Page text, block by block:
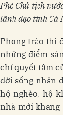
Phó Chủ tịch
lãnh đạo tỉnh Cà
Phong trào thi
những điểm
chí quyết tâm
đời sống nhân
hộ nghèo, hộ
nhà mới khang